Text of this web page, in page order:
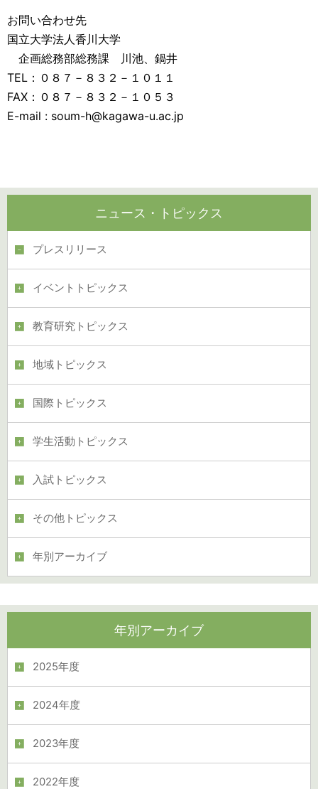
お問い合わせ先
国立大学法人香川大学
企画総務部総務課 川池、鍋井
TEL：０８７－８３２－１０１１
FAX：０８７－８３２－１０５３
E-mail : soum-h@kagawa-u.ac.jp
ニュース・トピックス
プレスリリース
イベントトピックス
教育研究トピックス
地域トピックス
国際トピックス
学生活動トピックス
入試トピックス
その他トピックス
年別アーカイブ
年別アーカイブ
2025年度
2024年度
2023年度
2022年度